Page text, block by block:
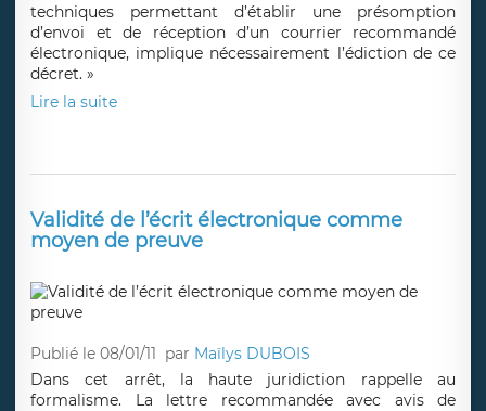
techniques permettant d’établir une présomption
d’envoi et de réception d’un courrier recommandé
électronique, implique nécessairement l’édiction de ce
décret. »
Lire la suite
Validité de l’écrit électronique comme
moyen de preuve
Publié le 08/01/11 par Maïlys DUBOIS
Dans cet arrêt, la haute juridiction rappelle au
formalisme. La lettre recommandée avec avis de